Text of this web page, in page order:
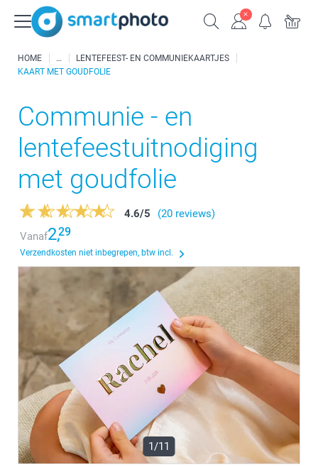
HOME
LENTEFEEST- EN COMMUNIEKAARTJES
KAART MET GOUDFOLIE
Communie - en
lentefeestuitnodiging
met goudfolie
4.6/5
(20 reviews)
Vanaf2,29
Verzendkosten niet inbegrepen, btw incl.
1/11